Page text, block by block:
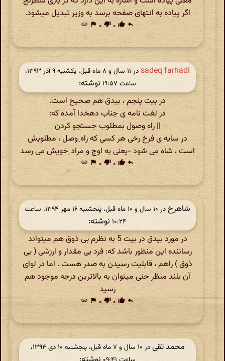
اگر پیاده به انتهای صفحه برسد به وزیر تبدیل میشود.
reply
thumb_up ۰ thumb_down ۰ flag
link
sadeq farhadi
در ‫۱۱ سال و ۸ ماه قبل، یکشنبه ۹ آذر ۱۳۹۳،
ساعت ۱۹:۵۷
نوشته:
در بیت پنجم ، بیدق هم صحیح است.
در لغت نامه ی جناب دهخدا آمده که:
|| راه وصول بمطلوب جستجو کردن
در سایه ی فرخ رخی هر کسی که راه ِوصل ، مطلوبش
است ، شاه می شود -یعنی به اوج و مراد ِخویش می رسد
reply
thumb_up ۰ thumb_down ۰ flag
link
شاهرخ
در ‫۱۰ سال و ۱۰ ماه قبل، پنجشنبه ۱۶ مهر ۱۳۹۴، ساعت
۱۰:۲۴ نوشته:
در مورد بیدق در بیت 5 به نظرم بی ذوق هم میتواند
رساننده این منظور باشد که: فرد بی مقدار و ارزشی ( بی
ذوق ) راهم ، قابلیت رسیدن به صدر هست . اما در لوای
آن بلند منظر حتی میتوان به بالاترین درجه موجود هم
رسید
reply
thumb_up ۰ thumb_down ۰ flag
link
محمد تقی
در ‫۱۰ سال و ۷ ماه قبل، پنجشنبه ۱۰ دی ۱۳۹۴،